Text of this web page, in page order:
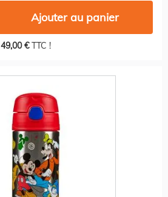
Ajouter au panier
49,00 €TTC !